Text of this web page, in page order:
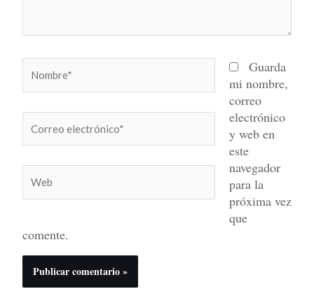
electrónico*
Guarda
mi nombre,
correo
electrónico
y web en
este
navegador
para la
próxima vez
que
comente.